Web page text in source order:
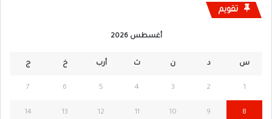
تقويم
أغسطس 2026
س د ن ث أرب خ ج
1
2
3
4
5
6
7
8
9
10
11
12
13
14